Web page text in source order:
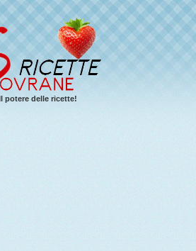
Il potere delle ricette!